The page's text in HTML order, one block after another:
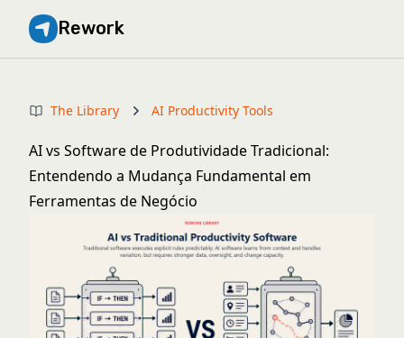
Rework
The Library AI Productivity Tools
AI vs Software de Produtividade Tradicional:
Entendendo a Mudança Fundamental em
Ferramentas de Negócio